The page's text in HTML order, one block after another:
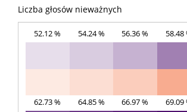
Liczba głosów nieważnych
52.12 % 54.24 % 56.36 % 58.48
62.73 % 64.85 % 66.97 % 69.09